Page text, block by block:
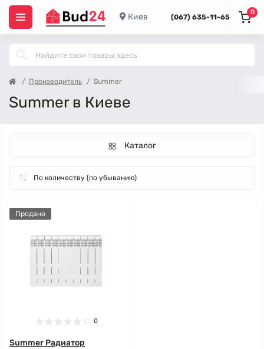
Киев (067) 635-11-65
0
Производитель Summer
Summer в Киеве
Каталог
Продано
0
Summer Радиатор